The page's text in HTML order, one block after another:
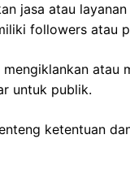
jasa atau
followers atau
atau
untuk publik.
ketentuan